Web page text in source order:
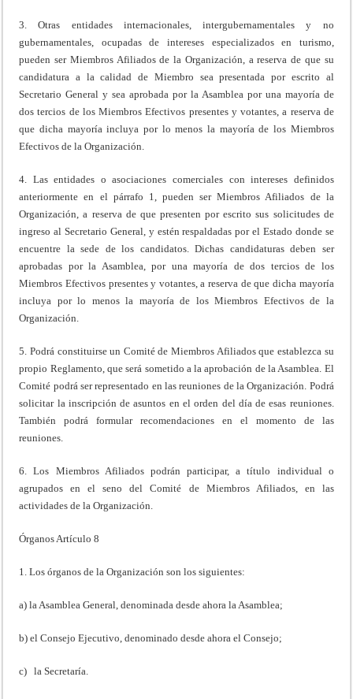
3. Otras entidades internacionales, intergubernamentales y no
gubernamentales, ocupadas de intereses especializados en turismo,
pueden ser Miembros Afiliados de la Organización, a reserva de que su
candidatura a la calidad de Miembro sea presentada por escrito al
Secretario General y sea aprobada por la Asamblea por una mayoría de
dos tercios de los Miembros Efectivos presentes y votantes, a reserva de
que dicha mayoría incluya por lo menos la mayoría de los Miembros
Efectivos de la Organización.
4. Las entidades o asociaciones comerciales con intereses definidos
anteriormente en el párrafo 1, pueden ser Miembros Afiliados de la
Organización, a reserva de que presenten por escrito sus solicitudes de
ingreso al Secretario General, y estén respaldadas por el Estado donde se
encuentre la sede de los candidatos. Dichas candidaturas deben ser
aprobadas por la Asamblea, por una mayoría de dos tercios de los
Miembros Efectivos presentes y votantes, a reserva de que dicha mayoría
incluya por lo menos la mayoría de los Miembros Efectivos de la
Organización.
5. Podrá constituirse un Comité de Miembros Afiliados que establezca su
propio Reglamento, que será sometido a la aprobación de la Asamblea. El
Comité podrá ser representado en las reuniones de la Organización. Podrá
solicitar la inscripción de asuntos en el orden del día de esas reuniones.
También podrá formular recomendaciones en el momento de las
reuniones.
6. Los Miembros Afiliados podrán participar, a título individual o
agrupados en el seno del Comité de Miembros Afiliados, en las
actividades de la Organización.
Órganos Artículo 8
1. Los órganos de la Organización son los siguientes:
a) la Asamblea General, denominada desde ahora la Asamblea;
b) el Consejo Ejecutivo, denominado desde ahora el Consejo;
c) la Secretaría.